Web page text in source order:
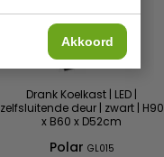
Akkoord
Drank Koelkast | LED |
zelfsluitende deur | zwart | H90
x B60 x D52cm
Polar GL015